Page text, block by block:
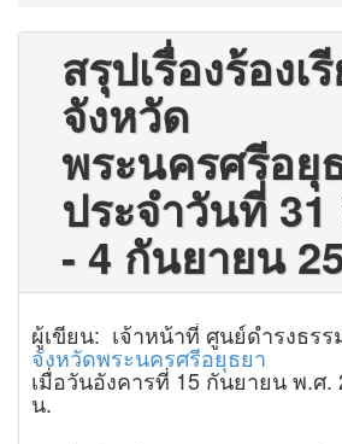
สรุปเรื่องร้องเ
จังหวัด
พระนครศรีอยุ
ประจำวันที่
- 4 กันยายน
ผู้เขียน: เจ้าหน้าที่ ศูนย์ดำรงธรร
จังหวัดพระนครศรีอยุธยา
เมื่อวันอังคารที่ 15 กันยายน พ.ศ.
น.